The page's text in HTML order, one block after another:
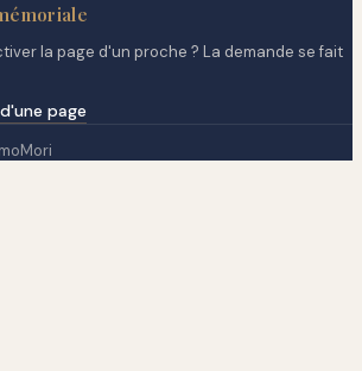
la page d'un proche ? La demande se fait
page